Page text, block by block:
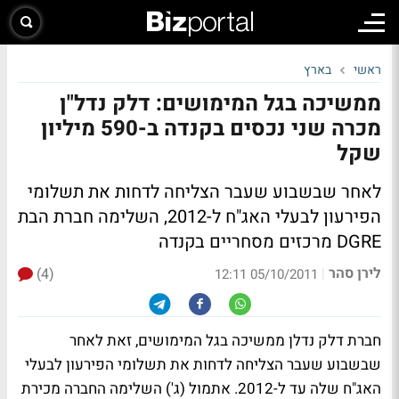
ראשי בארץ
ממשיכה בגל המימושים: דלק נדל"ן
מכרה שני נכסים בקנדה ב-590 מיליון
שקל
לאחר שבשבוע שעבר הצליחה לדחות את תשלומי
הפירעון לבעלי האג"ח ל-2012, השלימה חברת הבת
DGRE מרכזים מסחריים בקנדה
לירן סהר |
05/10/2011 12:11
(4)
חברת דלק נדלן ממשיכה בגל המימושים, זאת לאחר
שבשבוע שעבר הצליחה לדחות את תשלומי הפירעון לבעלי
האג"ח שלה עד ל-2012. אתמול (ג') השלימה החברה מכירת